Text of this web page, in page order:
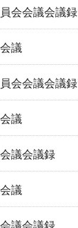
会会議会議録
議
会会議会議録
議
議会議録
議
議会議録